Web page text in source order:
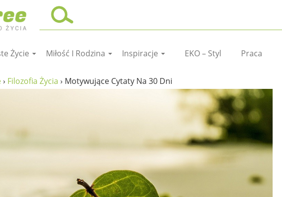
Życie Miłość I Rodzina Inspiracje EKO – Styl Praca
› Filozofia Życia › Motywujące Cytaty Na 30 Dni